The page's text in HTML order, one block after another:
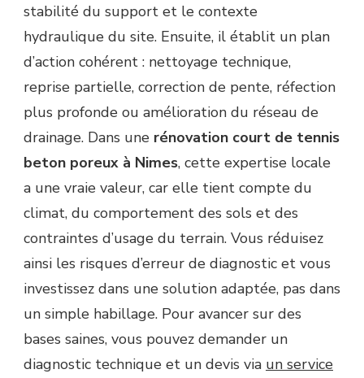
stabilité du support et le contexte
hydraulique du site. Ensuite, il établit un plan
d’action cohérent : nettoyage technique,
reprise partielle, correction de pente, réfection
plus profonde ou amélioration du réseau de
drainage. Dans une rénovation court de tennis
beton poreux à Nimes, cette expertise locale
a une vraie valeur, car elle tient compte du
climat, du comportement des sols et des
contraintes d’usage du terrain. Vous réduisez
ainsi les risques d’erreur de diagnostic et vous
investissez dans une solution adaptée, pas dans
un simple habillage. Pour avancer sur des
bases saines, vous pouvez demander un
diagnostic technique et un devis via un service